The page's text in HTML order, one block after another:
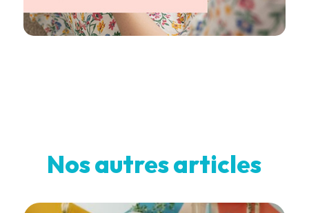
Nos autres articles